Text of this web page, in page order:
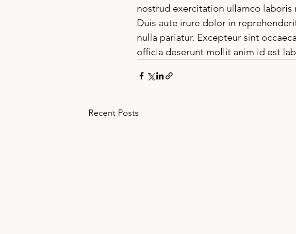
nostrud exercitation ullamco
Duis aute irure dolor in
nulla pariatur. Excepteur sint
officia deserunt mollit anim id est
Recent Posts